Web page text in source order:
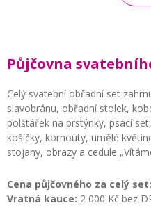
Půjčovna
Celý svatební obřadní set
slavobránu, obřadní stolek,
polštářek na prstýnky, psací
košíčky, kornouty, umělé
stojany, obrazy a cedule
Cena půjčovného za celý set:
Vratná kauce: 2 000 Kč bez